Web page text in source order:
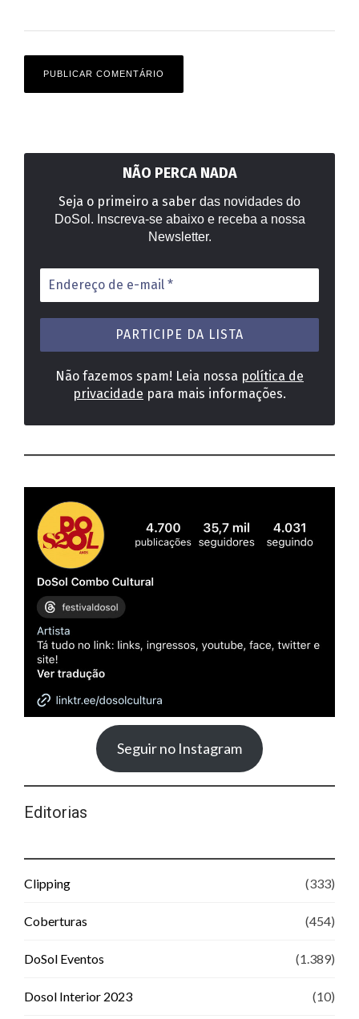
NÃO PERCA NADA
Seja o primeiro a saber das novidades do
DoSol. Inscreva-se abaixo e receba a nossa
Newsletter.
Endereço
de
e-
mail
Não fazemos spam! Leia nossa política de
privacidade para mais informações.
Seguir no Instagram
Editorias
Clipping (333)
Coberturas (454)
DoSol Eventos (1.389)
Dosol Interior 2023 (10)